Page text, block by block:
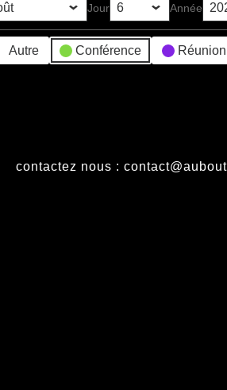
Jour Année
Autre Conférence
contactez nous :